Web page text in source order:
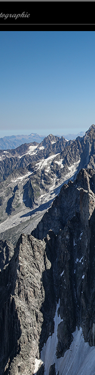
mètres d'altitude dans nos
Nom
E-mail
Site